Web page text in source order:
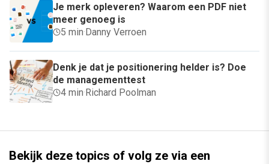
Je merk opleveren? Waarom een PDF niet
meer genoeg is
5 min·Danny Verroen
Denk je dat je positionering helder is? Doe
de managementtest
4 min·Richard Poolman
Bekijk deze topics of volg ze via een